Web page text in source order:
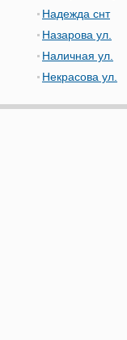
Надежда снт
Назарова ул.
Наличная ул.
Некрасова ул.